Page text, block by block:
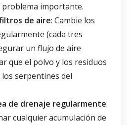
importante.
de aire: Cambie los
(cada tres
un flujo de aire
que el polvo y los residuos
serpentines del
de drenaje regularmente:
cualquier acumulación de